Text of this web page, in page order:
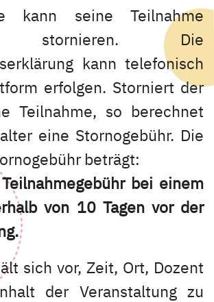
kann seine Teilnahme
stornieren. Die
kann telefonisch
erfolgen. Storniert der
Teilnahme, so berechnet
eine Stornogebühr. Die
beträgt:
bei einem
von 10 Tagen vor der
sich vor, Zeit, Ort, Dozent
der Veranstaltung zu